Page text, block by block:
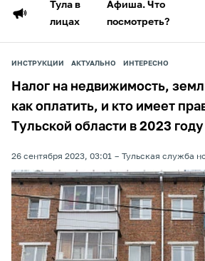
Тула в
лицах
Афиша. Что
посмотреть?
ИНСТРУКЦИИ АКТУАЛЬНО ИНТЕРЕСНО
Налог на недвижимость,
как оплатить, и кто имеет
Тульской области в 2023 году
26 сентября 2023, 03:01 Тульская служба